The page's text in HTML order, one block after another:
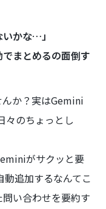
かな…」
でまとめるの面倒す
か？実はGemini
々のちょっとし
がサクッと要
追加するなんてこ
い合わせを要約す